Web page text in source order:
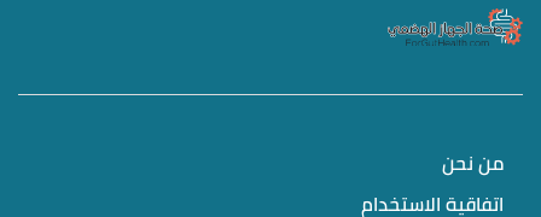
من نحن
اتفاقية الاستخدام